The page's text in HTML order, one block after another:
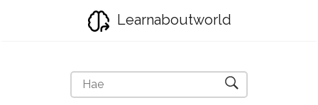
Learnaboutworld